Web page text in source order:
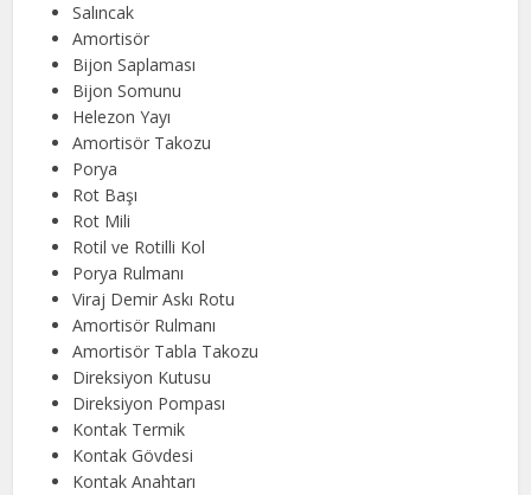
Salıncak
Amortisör
Bijon Saplaması
Bijon Somunu
Helezon Yayı
Amortisör Takozu
Porya
Rot Başı
Rot Mili
Rotil ve Rotilli Kol
Porya Rulmanı
Viraj Demir Askı Rotu
Amortisör Rulmanı
Amortisör Tabla Takozu
Direksiyon Kutusu
Direksiyon Pompası
Kontak Termik
Kontak Gövdesi
Kontak Anahtarı